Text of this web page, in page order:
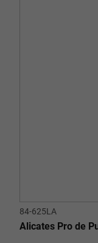
84-625LA
Alicates Pro de